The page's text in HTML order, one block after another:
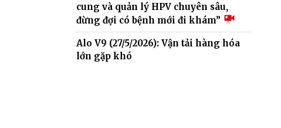
cung và quản lý HPV chuyên sâu,
đừng đợi có bệnh mới đi khám”
Alo V9 (27/5/2026): Vận tải hàng hóa
lớn gặp khó